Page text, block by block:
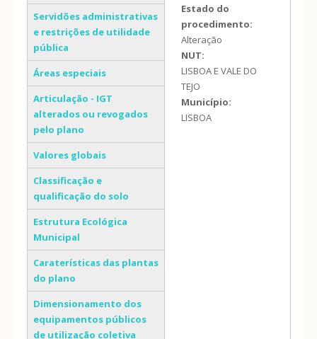
Servidões administrativas
e restrições de utilidade
pública
Áreas especiais
Articulação - IGT
alterados ou revogados
pelo plano
Valores globais
Classificação e
qualificação do solo
Estrutura Ecológica
Municipal
Caraterísticas das plantas
do plano
Dimensionamento dos
equipamentos públicos
de utilização coletiva
Estado do
procedimento:
Alteração
NUT:
LISBOA E VALE DO
TEJO
Município:
LISBOA